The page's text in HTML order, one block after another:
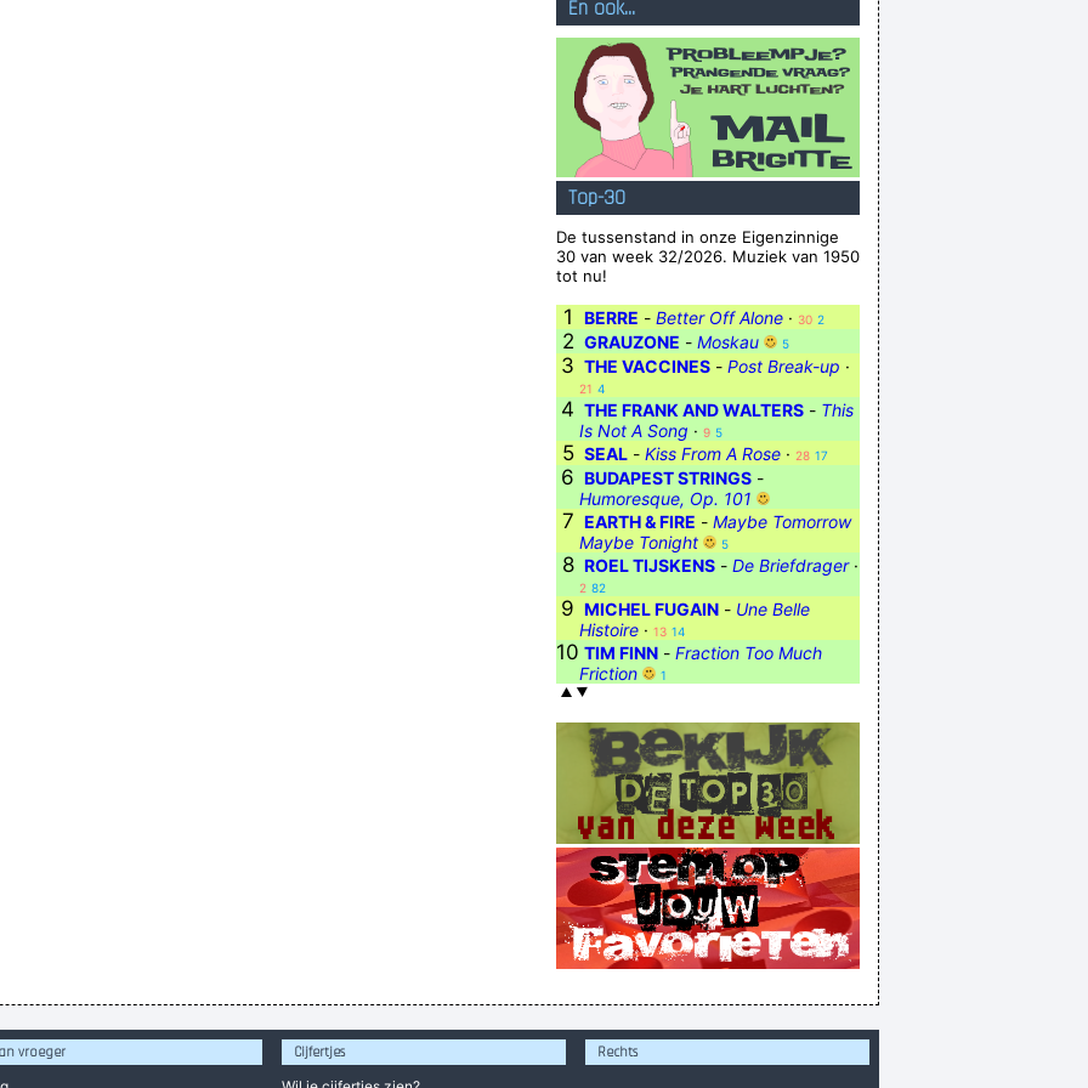
En ook...
Top-30
De tussenstand in onze Eigenzinnige
30 van week 32/2026. Muziek van 1950
tot nu!
1 BERRE - Better Off Alone · 30 2
2 GRAUZONE - Moskau 5
3 THE VACCINES - Post Break-up ·
21 4
4 THE FRANK AND WALTERS - This
Is Not A Song · 9 5
5 SEAL - Kiss From A Rose · 28 17
6 BUDAPEST STRINGS -
Humoresque, Op. 101
7 EARTH & FIRE - Maybe Tomorrow
Maybe Tonight
5
8 ROEL TIJSKENS - De Briefdrager·
2 82
9 MICHEL FUGAIN - Une Belle
Histoire · 13 14
10 TIM FINN - Fraction Too Much
Friction
1
vroeger
Cijfertjes
Rechts